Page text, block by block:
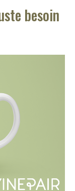
besoin